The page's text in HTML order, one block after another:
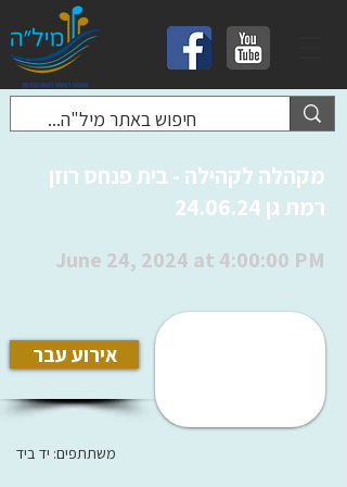
מקהלה לקהילה - בית פנחס רוזן
רמת גן 24.06.24
June 24, 2024 at 4:00:00 PM
אירוע עבר
משתתפים: יד ביד